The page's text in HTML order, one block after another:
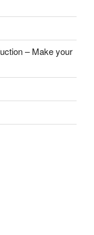
– Make your